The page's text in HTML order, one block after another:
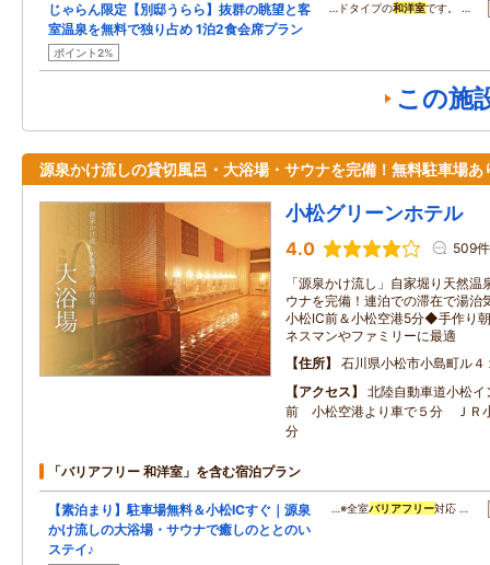
じゃらん限定【別邸うらら】抜群の眺望と客
室温泉を無料で独り占め 1泊2食会席プラン
ポイント2%
…ドタイプの和洋室です。 …
この施
源泉かけ流しの貸切風呂・大浴場・サウナを完備！無料駐車場あ
小松グリーンホテル
4.0 509件
「源泉かけ流し」自家堀り天然
ウナを完備！連泊での滞在で湯治
小松IC前＆小松空港5分◆手作り
ネスマンやファミリーに最適
住所
石川県小松市小島町ル４
アクセス
北陸自動車道小松
前 小松空港より車で５分 ＪＲ
分
「バリアフリー 和洋室」を含む宿泊プラン
【素泊まり】駐車場無料＆小松ICすぐ｜源泉
かけ流しの大浴場・サウナで癒しのととのい
ステイ♪
…※全室バリアフリー対応 …